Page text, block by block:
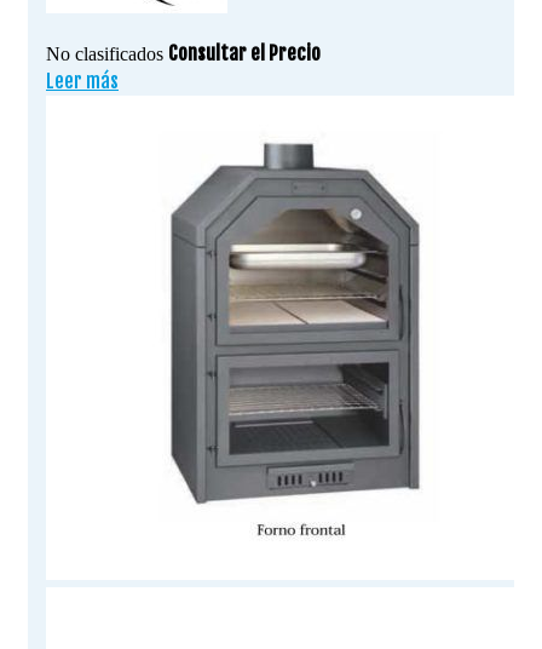
No clasificados Consultar el Precio
Leer más